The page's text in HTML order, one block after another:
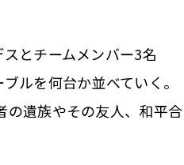
とチームメンバー3名
ルを何台か並べていく。
の遺族やその友人、和平合